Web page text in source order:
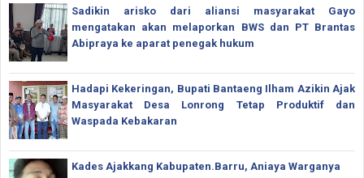
Sadikin arisko dari aliansi masyarakat Gayo
mengatakan akan melaporkan BWS dan PT Brantas
Abipraya ke aparat penegak hukum
Hadapi Kekeringan, Bupati Bantaeng Ilham Azikin Ajak
Masyarakat Desa Lonrong Tetap Produktif dan
Waspada Kebakaran
Kades Ajakkang Kabupaten.Barru, Aniaya Warganya